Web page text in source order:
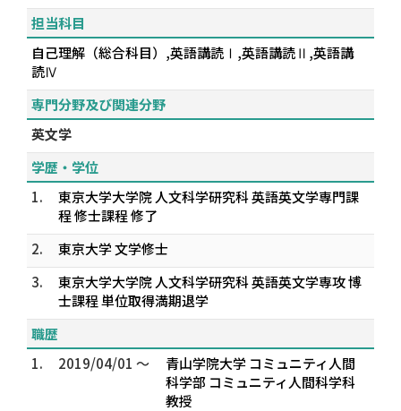
担当科目
自己理解（総合科目）,英語講読Ⅰ,英語講読Ⅱ,英語講
読Ⅳ
専門分野及び関連分野
英文学
学歴・学位
1.
東京大学大学院 人文科学研究科 英語英文学専門課
程 修士課程 修了
2.
東京大学 文学修士
3.
東京大学大学院 人文科学研究科 英語英文学専攻 博
士課程 単位取得満期退学
職歴
1.
2019/04/01 ～
青山学院大学 コミュニティ人間
科学部 コミュニティ人間科学科
教授